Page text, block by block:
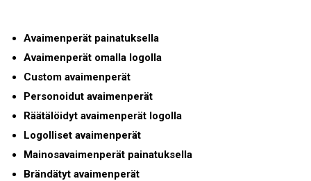
Avaimenperät painatuksella
Avaimenperät omalla logolla
Custom avaimenperät
Personoidut avaimenperät
Räätälöidyt avaimenperät logolla
Logolliset avaimenperät
Mainosavaimenperät painatuksella
Brändätyt avaimenperät